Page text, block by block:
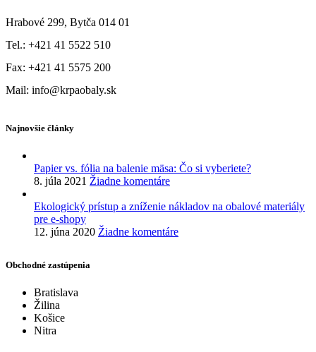
Hrabové 299, Bytča 014 01
Tel.: +421 41 5522 510
Fax: +421 41 5575 200
Mail: info@krpaobaly.sk
Najnovšie články
Papier vs. fólia na balenie mäsa: Čo si vyberiete?
8. júla 2021 Žiadne komentáre
Ekologický prístup a zníženie nákladov na obalové materiály
pre e-shopy
12. júna 2020 Žiadne komentáre
Obchodné zastúpenia
Bratislava
Žilina
Košice
Nitra